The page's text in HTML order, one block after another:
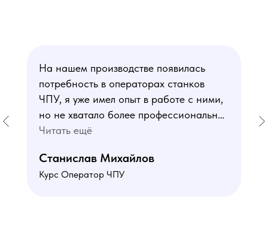
На нашем производстве появилась
потребность в операторах станков
ЧПУ, я уже имел опыт в работе с ними,
но не хватало более профессиональных
знаний. В курсе мне понравился блок
и программированию - это как раз то,
чего мне не хватало. Преподаватели
Читать ещё
Станислав Михайлов
Курс Оператор ЧПУ